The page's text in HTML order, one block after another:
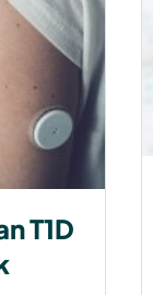
T1D